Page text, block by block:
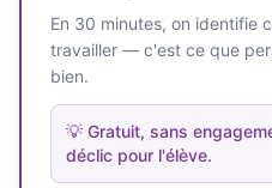
En 30 minutes, on identifie
travailler — c'est ce que
bien.
💡 Gratuit, sans
déclic pour l'élève.